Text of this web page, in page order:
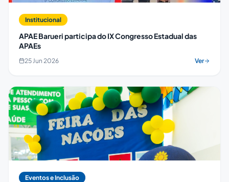
Institucional
APAE Barueri participa do IX Congresso Estadual das
APAEs
25 Jun 2026 Ver
Eventos e Inclusão